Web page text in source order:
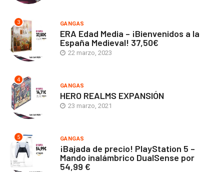
3 GANGAS
ERA Edad Media – ¡Bienvenidos a la
España Medieval! 37,50€
22 marzo, 2023
4
GANGAS
HERO REALMS EXPANSIÓN
23 marzo, 2021
5 GANGAS
¡Bajada de precio! PlayStation 5 –
Mando inalámbrico DualSense por
54,99 €